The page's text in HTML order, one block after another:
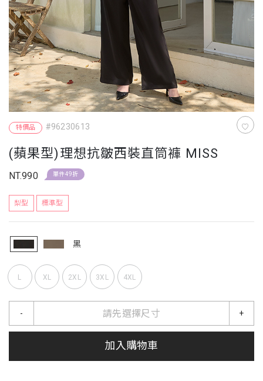
特價品 #96230613
(蘋果型)理想抗皺西裝直筒褲 MISS
NT.990 單件49折
梨型 標準型
黑
L XL 2XL 3XL 4XL
請先選擇尺寸
- +
加入購物車